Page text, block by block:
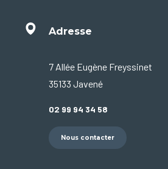
Adresse
7 Allée Eugène Freyssinet
35133 Javené
02 99 94 34 58
Nous contacter